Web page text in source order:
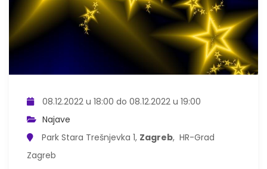
08.12.2022 u 18:00 do 08.12.2022 u 19:00
Najave
Park Stara Trešnjevka 1, Zagreb, HR-Grad
Zagreb